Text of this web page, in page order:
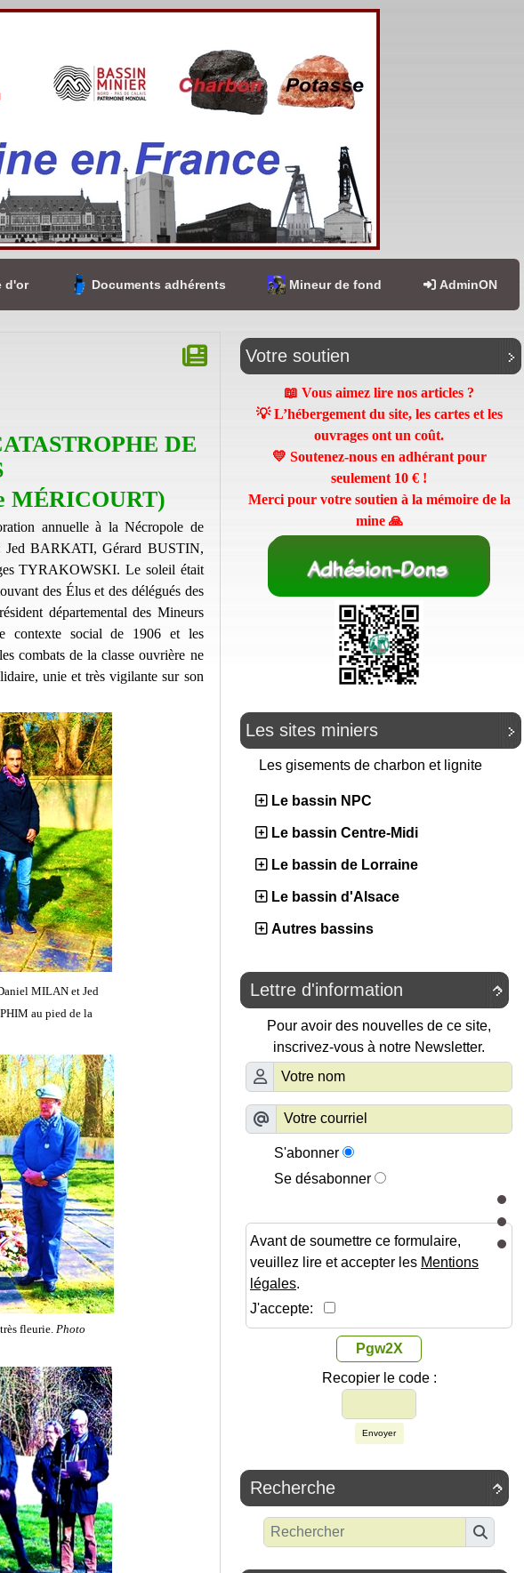
d'or Documents adhérents Mineur de fond AdminON
DE
MÉRICOURT)
annuelle à la Nécropole de
Jed BARKATI, Gérard BUSTIN,
TYRAKOWSKI. Le soleil était
des Élus et des délégués des
départemental des Mineurs
contexte social de 1906 et les
combats de la classe ouvrière ne
unie et très vigilante sur son
MILAN et Jed
au pied de la
fleurie. Photo
Votre soutien
📖 Vous aimez lire nos articles ?
💡 L’hébergement du site, les cartes et les
ouvrages ont un coût.
💛 Soutenez-nous en adhérant pour
seulement 10 € !
Merci pour votre soutien à la mémoire de la
mine 🙏
Les sites miniers
Les gisements de charbon et lignite
Le bassin NPC
Le bassin Centre-Midi
Le bassin de Lorraine
Le bassin d'Alsace
Autres bassins

Lettre d'information
Pour avoir des nouvelles de ce site,
inscrivez-vous à notre Newsletter.
S'abonner
Se désabonner
Avant de soumettre ce formulaire,
veuillez lire et accepter les Mentions
légales.
J'accepte:
Pgw2X
Recopier le code :
Envoyer

Recherche